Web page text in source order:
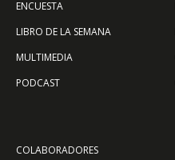
ENCUESTA
LIBRO DE LA SEMANA
MULTIMEDIA
PODCAST
COLABORADORES